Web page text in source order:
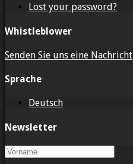
Lost your password?
Whistleblower
Senden Sie uns eine Nachricht
Sprache
Deutsch
Newsletter